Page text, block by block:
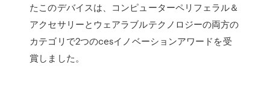
たこのデバイスは、コンピューターペリフェラル＆
アクセサリーとウェアラブルテクノロジーの両方の
カテゴリで2つのcesイノベーションアワードを受
賞しました。